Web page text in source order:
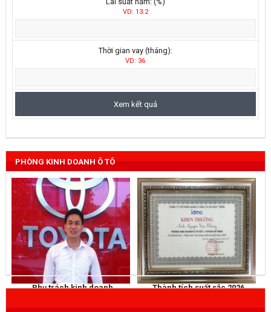
VD: 13.2
Thời gian vay (tháng):
VD: 36
PHÒNG KINH DOANH Ô TÔ
Phụ trách kinh doanh Thành tích suất sắc 2026